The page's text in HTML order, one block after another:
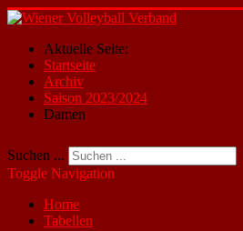
Aktuelle Seite:
Startseite
Archiv
Saison 2023/2024
Damen
Suchen ...
Toggle Navigation
Home
Tabellen